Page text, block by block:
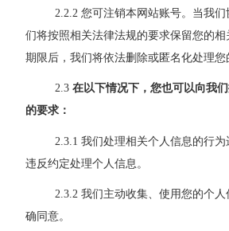
2.2.2您可注销本网站账号。当我
们将按照相关法律法规的要求保留您的
期限后，我们将依法删除或匿名化处理您
2.3在以下情况下，您也可以向我
的要求：
2.3.1我们处理相关个人信息的行
违反约定处理个人信息 。
2.3.2我们主动收集、使用您的个
确同意。